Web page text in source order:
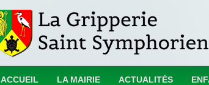
ACCUEIL LA MAIRIE ACTUALITÉS